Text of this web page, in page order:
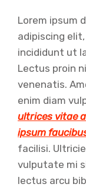
Lorem ipsum
adipiscing
incididunt ut
Lectus proin
venenatis.
enim diam
ultrices vitae
ipsum
facilisi.
vulputate mi
lectus arcu